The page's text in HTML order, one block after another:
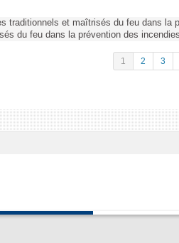
traditionnels et maîtrisés du feu dans la
du feu dans la prévention des
1 2 3